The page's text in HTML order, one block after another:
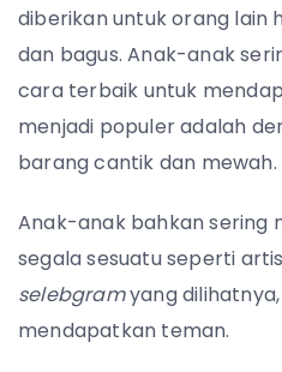
diberikan untuk orang lain
dan bagus. Anak-anak
cara terbaik untuk
menjadi populer adalah
barang cantik dan mewah.
Anak-anak bahkan sering
segala sesuatu seperti
selebgramyang
mendapatkan teman.